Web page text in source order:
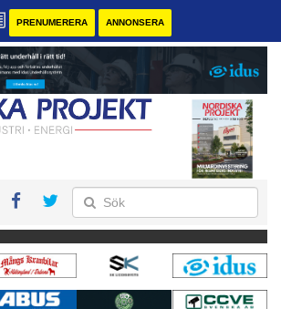
PRENUMERERA ANNONSERA